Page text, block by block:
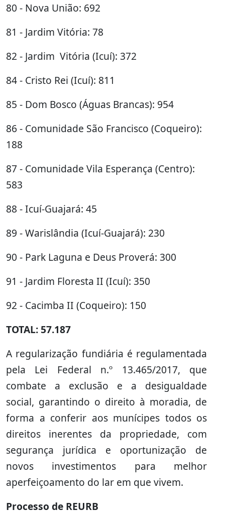
80 - Nova União: 692
81 - Jardim Vitória: 78
82 - Jardim Vitória (Icuí): 372
84 - Cristo Rei (Icuí): 811
85 - Dom Bosco (Águas Brancas): 954
86 - Comunidade São Francisco (Coqueiro):
188
87 - Comunidade Vila Esperança (Centro):
583
88 - Icuí-Guajará: 45
89 - Warislândia (Icuí-Guajará): 230
90 - Park Laguna e Deus Proverá: 300
91 - Jardim Floresta II (Icuí): 350
92 - Cacimba II (Coqueiro): 150
TOTAL: 57.187
A regularização fundiária é regulamentada
pela Lei Federal n.º 13.465/2017, que
combate a exclusão e a desigualdade
social, garantindo o direito à moradia, de
forma a conferir aos munícipes todos os
direitos inerentes da propriedade, com
segurança jurídica e oportunização de
novos investimentos para melhor
aperfeiçoamento do lar em que vivem.
Processo de REURB